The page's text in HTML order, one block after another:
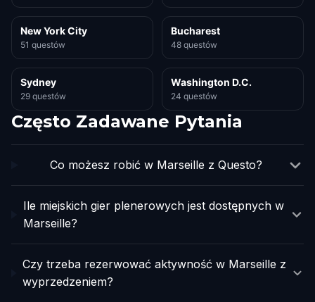
New York City
51 questów
Bucharest
48 questów
Sydney
29 questów
Washington D.C.
24 questów
Często Zadawane Pytania
Co możesz robić w Marseille z Questo?
Ile miejskich gier plenerowych jest dostępnych w
Marseille?
Czy trzeba rezerwować aktywność w Marseille z
wyprzedzeniem?